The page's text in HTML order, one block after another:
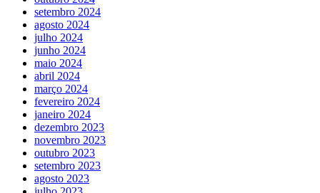
setembro 2024
agosto 2024
julho 2024
junho 2024
maio 2024
abril 2024
março 2024
fevereiro 2024
janeiro 2024
dezembro 2023
novembro 2023
outubro 2023
setembro 2023
agosto 2023